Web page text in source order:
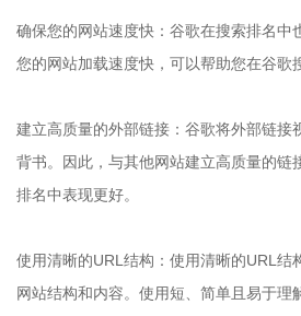
确保您的网站速度快：谷歌在搜索排名中
您的网站加载速度快，可以帮助您在谷歌
建立高质量的外部链接：谷歌将外部链接
背书。因此，与其他网站建立高质量的链
排名中表现更好。
使用清晰的URL结构：使用清晰的URL结
网站结构和内容。使用短、简单且易于理